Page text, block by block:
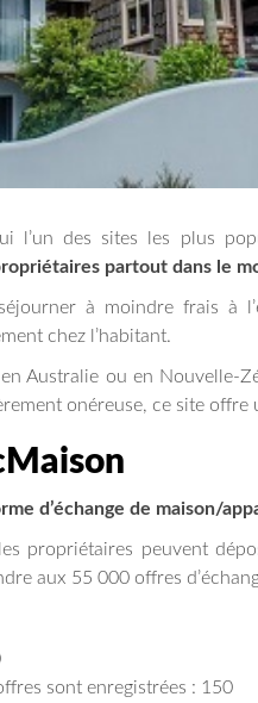
l’un des sites les plus
partout dans le
à moindre frais à
chez l’habitant.
Australie ou en Nouvelle-
onéreuse, ce site
d’échange de maison/
propriétaires peuvent
aux 55 000 offres
sont enregistrées : 150